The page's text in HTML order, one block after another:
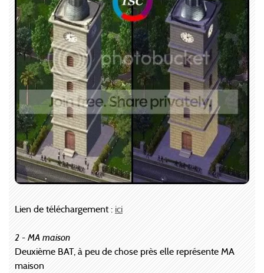
Lien de téléchargement : ici
2 - MA maison
Deuxième BAT, à peu de chose près elle représente MA
maison